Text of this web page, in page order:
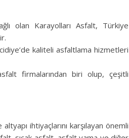
olan Karayolları Asfalt, Türkiye
kaliteli asfaltlama hizmetleri
firmalarından biri olup, çeşitli
ihtiyaçlarını karşılayan önemli